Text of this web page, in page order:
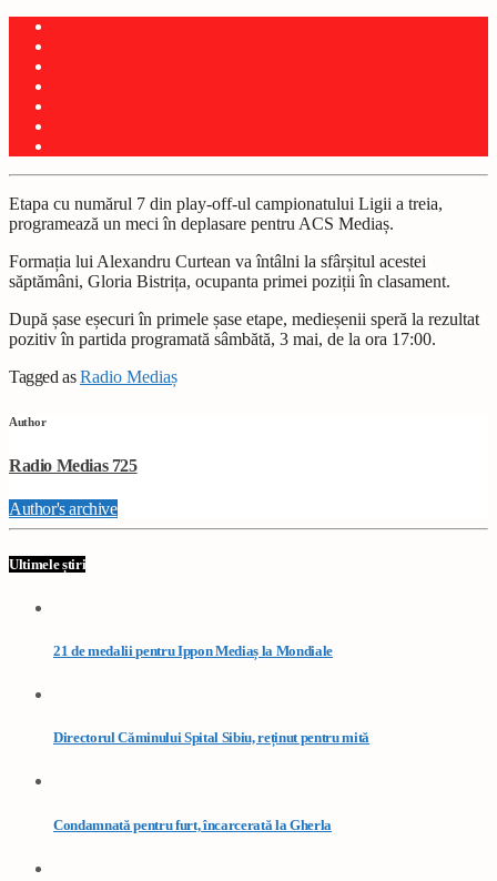
Etapa cu numărul 7 din play-off-ul campionatului Ligii a treia,
programează un meci în deplasare pentru ACS Mediaș.
Formația lui Alexandru Curtean va întâlni la sfârșitul acestei
săptămâni, Gloria Bistrița, ocupanta primei poziții în clasament.
După șase eșecuri în primele șase etape, medieșenii speră la rezultat
pozitiv în partida programată sâmbătă, 3 mai, de la ora 17:00.
Tagged asRadio Mediaș
Author
Radio Medias 725
Author's archive
Ultimele știri
21 de medalii pentru Ippon Mediaș la Mondiale
Directorul Căminului Spital Sibiu, reținut pentru mită
Condamnată pentru furt, încarcerată la Gherla